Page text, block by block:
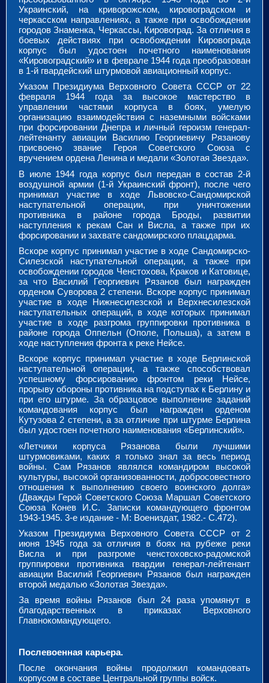
Украинский, на криворожском, кировоградском и
черкасском направлениях, а также при освобождении
городов Знаменка, Черкассы, Кировоград. За отличия в
боевых действиях при освобождении Кировограда
корпус был удостоен почетного наименования
«Кировоградский» и в феврале 1944 года преобразован
в 1-й гвардейский штурмовой авиационный корпус.
Указом Президиума Верховного Совета СССР от 22
февраля 1944 года за высокое мастерство в
управлении частями корпуса в боях, умелую
организацию взаимодействия с наземными войсками
при форсировании Днепра и личный героизм генерал-
лейтенанту авиации Василию Георгиевичу Рязанову
присвоено звание Героя Советского Союза с
вручением ордена Ленина и медали «Золотая Звезда».
В июле 1944 года корпус был передан в состав 2-й
воздушной армии (1-й Украинский фронт), после чего
принимал участие в ходе Львовско-Сандомирской
наступательной операции, при уничтожении
противника в районе города Броды, развитии
наступления к рекам Caн и Висла, а также при их
форсировании и захвате сандомирского плацдарма.
Вскоре корпус принимал участие в ходе Сандомирско-
Силезской наступательной операции, а также при
освобождении городов Ченстохова, Краков и Катовице,
за что Василий Георгиевич Рязанов был награжден
орденом Суворова 2 степени. Вскоре корпус принимал
участие в ходе Нижнесилезской и Верхнесилезской
наступательных операций, в ходе которых принимал
участие в ходе разгрома группировки противника в
районе города Оппельн (Ополе, Польша), а затем в
ходе наступления фронта к реке Нейсе.
Вскоре корпус принимал участие в ходе Берлинской
наступательной операции, а также способствовал
успешному форсированию фронтом реки Нейсе,
прорыву обороны противника на подступах к Берлину и
при его штурме. За образцовое выполнение заданий
командования корпус был награжден орденом
Кутузова 2 степени, а за отличие при штурме Берлина
был удостоен почетного наименования «Берлинский».
«Летчики корпуса Рязанова были лучшими
штурмовиками, каких я только знал за весь период
войны. Сам Рязанов являлся командиром высокой
культуры, высокой организованности, добросовестного
отношения к выполнению своего воинского долга»
(Дважды Герой Советского Союза Маршал Советского
Союза Конев И.С. Записки командующего фронтом
1943-1945. 3-е издание - М: Воениздат, 1982.- С.472).
Указом Президиума Верховного Совета СССР от 2
июня 1945 года за отличия в боях на рубеже реки
Висла и при разгроме ченстоховско-радомской
группировки противника гвардии генерал-лейтенант
авиации Василий Георгиевич Рязанов был награжден
второй медалью «Золотая Звезда».
За время войны Рязанов был 24 раза упомянут в
благодарственных в приказах Верховного
Главнокомандующего.
Послевоенная карьера.
После окончания войны продолжил командовать
корпусом в составе Центральной группы войск.